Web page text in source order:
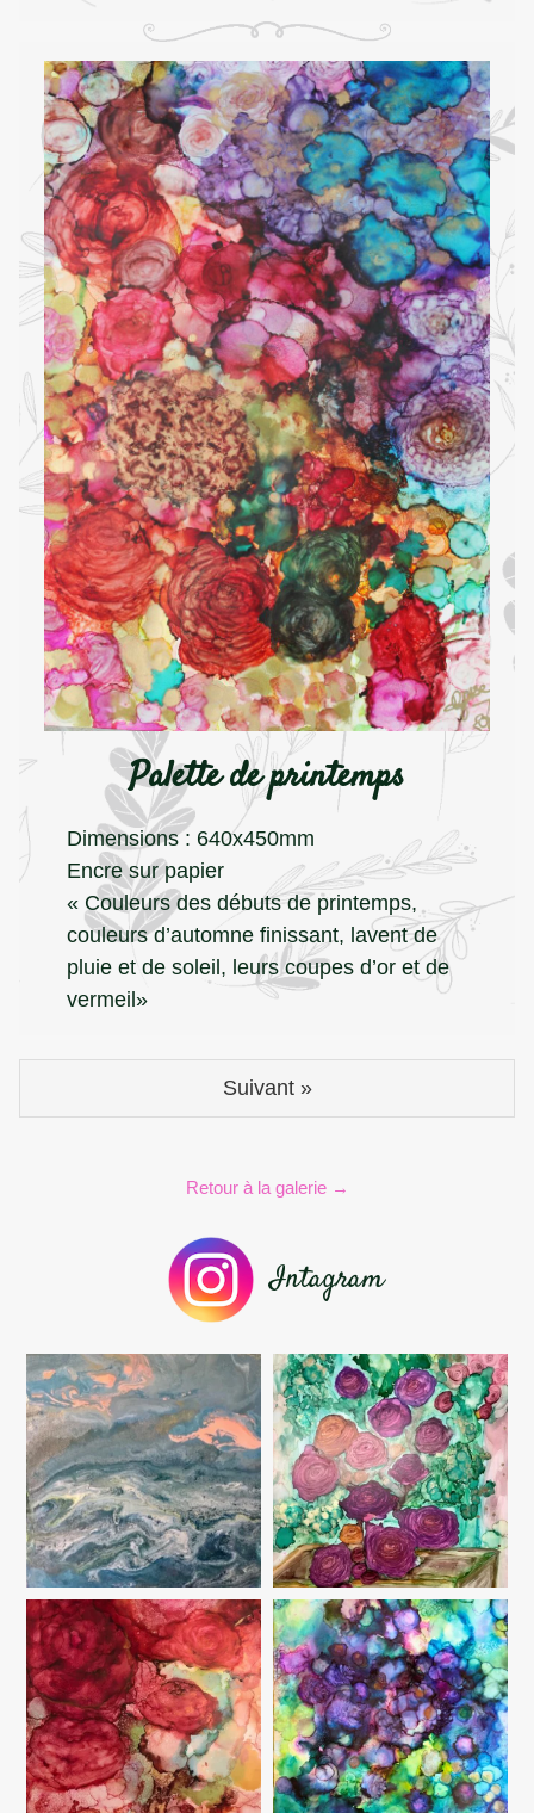
Palette de printemps
Dimensions : 640x450mm
Encre sur papier
« Couleurs des débuts de printemps,
couleurs d’automne finissant, lavent de
pluie et de soleil, leurs coupes d’or et de
vermeil»
Suivant »
Retour à la galerie →
Intagram